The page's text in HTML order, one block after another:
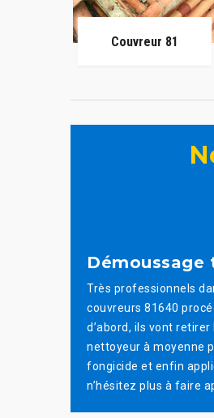
Couvreur 81
Démoussage
Très professionnels
couvreurs 81640
d’abord, ils vont
nettoyeur à moyenne
fongicide et enfin
n’hésitez plus à faire